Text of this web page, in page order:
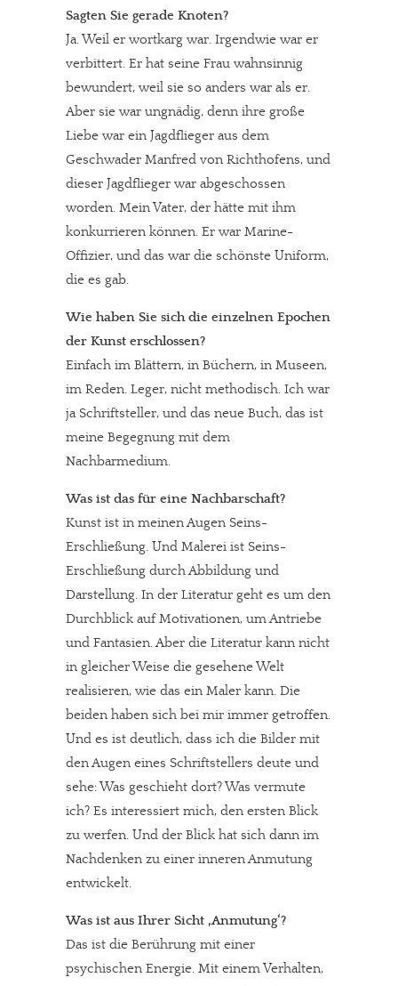
Sagten Sie gerade Knoten?
Ja. Weil er wortkarg war. Irgendwie war er
verbittert. Er hat seine Frau wahnsinnig
bewundert, weil sie so anders war als er.
Aber sie war ungnädig, denn ihre große
Liebe war ein Jagdflieger aus dem
Geschwader Manfred von Richthofens, und
dieser Jagdflieger war abgeschossen
worden. Mein Vater, der hätte mit ihm
konkurrieren können. Er war Marine-
Offizier, und das war die schönste Uniform,
die es gab.
Wie haben Sie sich die einzelnen Epochen
der Kunst erschlossen?
Einfach im Blättern, in Büchern, in Museen,
im Reden. Leger, nicht methodisch. Ich war
ja Schriftsteller, und das neue Buch, das ist
meine Begegnung mit dem
Nachbarmedium.
Was ist das für eine Nachbarschaft?
Kunst ist in meinen Augen Seins-
Erschließung. Und Malerei ist Seins-
Erschließung durch Abbildung und
Darstellung. In der Literatur geht es um den
Durchblick auf Motivationen, um Antriebe
und Fantasien. Aber die Literatur kann nicht
in gleicher Weise die gesehene Welt
realisieren, wie das ein Maler kann. Die
beiden haben sich bei mir immer getroffen.
Und es ist deutlich, dass ich die Bilder mit
den Augen eines Schriftstellers deute und
sehe: Was geschieht dort? Was vermute
ich? Es interessiert mich, den ersten Blick
zu werfen. Und der Blick hat sich dann im
Nachdenken zu einer inneren Anmutung
entwickelt.
Was ist aus Ihrer Sicht ‚Anmutung‘?
Das ist die Berührung mit einer
psychischen Energie. Mit einem Verhalten,